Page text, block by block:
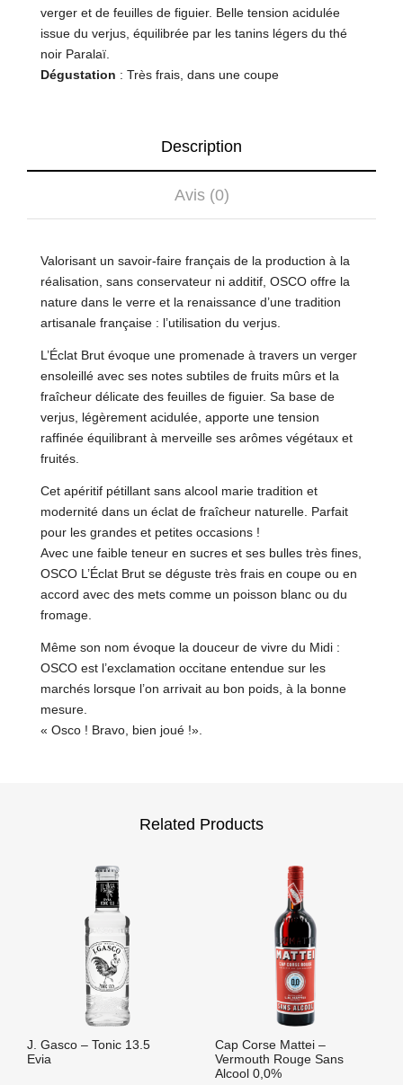
verger et de feuilles de figuier. Belle tension acidulée
issue du verjus, équilibrée par les tanins légers du thé
noir Paralaï.
Dégustation : Très frais, dans une coupe
Description
Avis (0)
Valorisant un savoir-faire français de la production à la
réalisation, sans conservateur ni additif, OSCO offre la
nature dans le verre et la renaissance d’une tradition
artisanale française : l’utilisation du verjus.
L’Éclat Brut évoque une promenade à travers un verger
ensoleillé avec ses notes subtiles de fruits mûrs et la
fraîcheur délicate des feuilles de figuier. Sa base de
verjus, légèrement acidulée, apporte une tension
raffinée équilibrant à merveille ses arômes végétaux et
fruités.
Cet apéritif pétillant sans alcool marie tradition et
modernité dans un éclat de fraîcheur naturelle. Parfait
pour les grandes et petites occasions !
Avec une faible teneur en sucres et ses bulles très fines,
OSCO L’Éclat Brut se déguste très frais en coupe ou en
accord avec des mets comme un poisson blanc ou du
fromage.
Même son nom évoque la douceur de vivre du Midi :
OSCO est l’exclamation occitane entendue sur les
marchés lorsque l’on arrivait au bon poids, à la bonne
mesure.
« Osco ! Bravo, bien joué !».
Related Products
J. Gasco – Tonic 13.5
Evia
Cap Corse Mattei –
Vermouth Rouge Sans
Alcool 0,0%